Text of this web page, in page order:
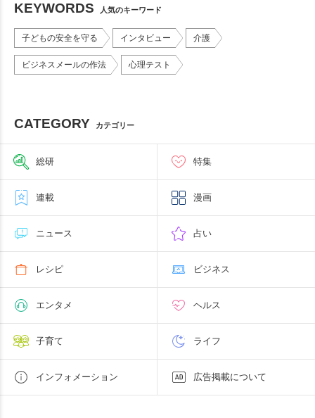
KEYWORDS 人気のキーワード
子どもの安全を守る インタビュー 介護
ビジネスメールの作法 心理テスト
CATEGORY カテゴリー
総研 特集
連載 漫画
ニュース 占い
レシピ ビジネス
エンタメ ヘルス
子育て ライフ
インフォメーション 広告掲載について